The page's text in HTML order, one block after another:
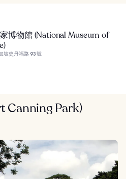
博物館 (National Museum of
坡史丹福路 93 號
Canning Park)